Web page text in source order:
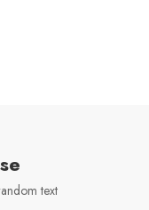
text